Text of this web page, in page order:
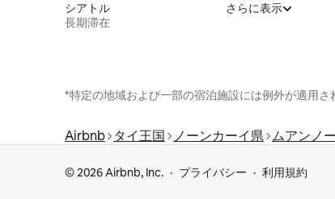
シアトル
長期滞在
さらに表示
*特定の地域および一部の宿泊施設には例外が適用さ
Airbnb タイ王国 ノーンカーイ県 ムアンノ
© 2026 Airbnb, Inc. プライバシー 利用規約